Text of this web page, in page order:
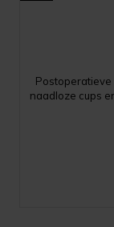
naadloze cups